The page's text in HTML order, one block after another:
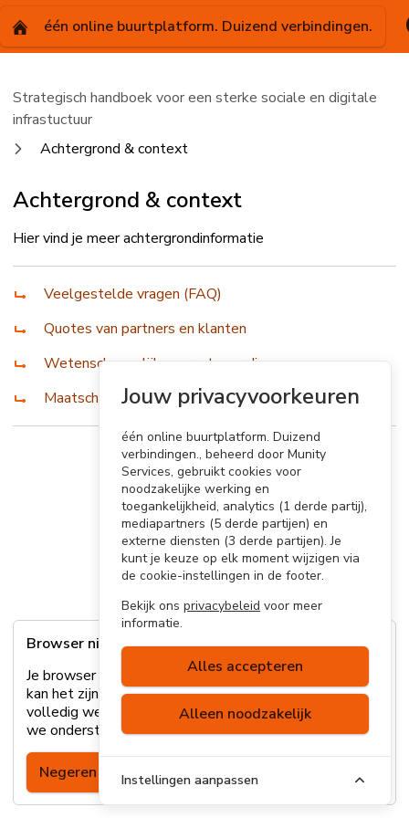
Jouw privacyvoorkeuren
één online buurtplatform. Duizend
verbindingen., beheerd door Munity
Services, gebruikt cookies voor
noodzakelijke werking en
toegankelijkheid, analytics (1 derde partij),
mediapartners (5 derde partijen) en
externe diensten (3 derde partijen). Je
kunt je keuze op elk moment wijzigen via
de cookie-instellingen in de footer.
Bekijk onsprivacybeleid voor meer
informatie.
Alles accepteren
Alleen noodzakelijk
Instellingen aanpassen
één online buurtplatform. Duizend verbindingen.
Strategisch handboek voor een sterke sociale en digitale
infrastuctuur
Achtergrond & context
Achtergrond & context
Hier vind je meer achtergrondinformatie
Veelgestelde vragen (FAQ)
Quotes van partners en klanten
Wetenschappelijke verantwoording
Maatschappelijke Theory of Change
Browser niet ondersteund
Je browser wordt helaas niet ondersteund. Hierdoor
kan het zijn dat sommige onderdelen van de site niet
volledig werken. Lees
hiermeer over welke browsers
we ondersteunen of update je browser.
Negeren